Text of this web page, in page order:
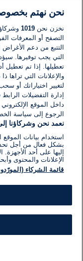
لا توجد تعليقات
اكتب تعليقًا
نحن نهتم
نخزن نحن1019
التصفح أو المعرفات
التتبع من دعم الأغراض
التي يجب توفيرها.
تعطيلها. إذا تم تعطيل
والإعلانات التي
لتغيير اختياراتك أو
إدارة التفضيلات
داخل الموقع
الرجوع إلى سياسة
نعمد نحن وشركاؤنا
استخدام بيانات
بشكل فعال من أجل
إليها على أحد
الإعلانات والمحتوى
قائمة الشركاء